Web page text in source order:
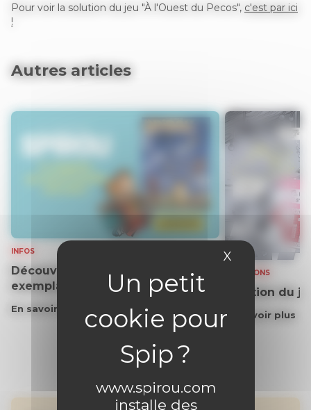
www.spirou.com
installe des
X Masquer le
Pour voir la solution du jeu "À l'Ouest du Pecos", c'est par ici
!
Autres articles
INFOS
Découvrez gratuitement un
exemplaire du journal !
En savoir plus
SOLUTIONS
Solution du
En savoir plus